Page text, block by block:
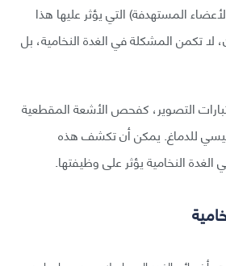
المستهدفة) التي يؤثر عليها هذا
تكمن المشكلة في الغدة النخامية، بل
التصوير، كفحص الأشعة المقطعية
للدماغ. يمكن أن تكشف هذه
النخامية يؤثر على وظيفتها.